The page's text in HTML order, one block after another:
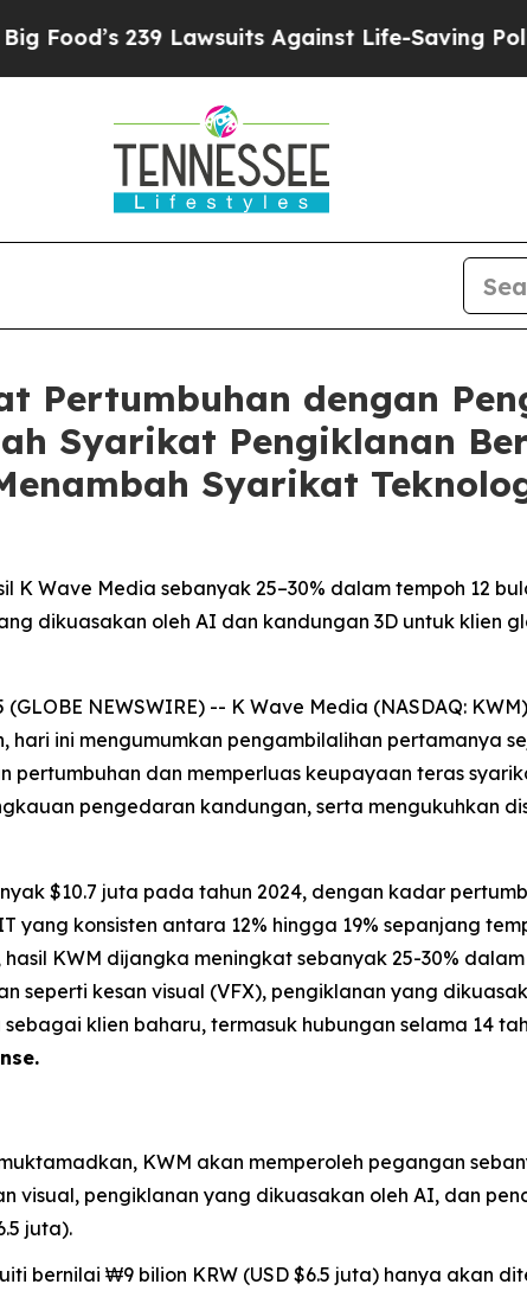
239 Lawsuits Against Life-Saving Policies
Pertumbuhan dengan
Syarikat Pengiklanan
Syarikat
Wave Media sebanyak 25–30% dalam tempoh 12
dikuasakan oleh AI dan kandungan 3D untuk klien
(GLOBE NEWSWIRE) -- K Wave Media (NASDAQ:
ini mengumumkan pengambilalihan pertamanya
dan memperluas keupayaan teras
pengedaran kandungan, serta mengukuhkan
$10.7 juta pada tahun 2024, dengan kadar
yang konsisten antara 12% hingga 19% sepanjang
KWM dijangka meningkat sebanyak 25-30%
seperti kesan visual (VFX), pengiklanan yang
klien baharu, termasuk hubungan selama 14
KWM akan memperoleh pegangan
visual, pengiklanan yang dikuasakan oleh AI, dan
juta).
bernilai ₩9 bilion KRW (USD $6.5 juta) hanya akan